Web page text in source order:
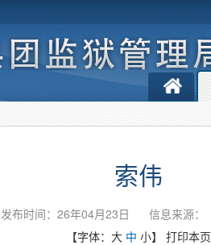
索伟
发布时间：26年04月23日 信息来源：
【字体： 大 中 小】 打印本页